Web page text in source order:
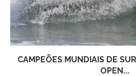
CAMPEÕES MUNDIAIS DE
OPEN...